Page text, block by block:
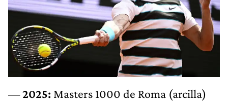
—2025: Masters 1000 de Roma (arcilla)